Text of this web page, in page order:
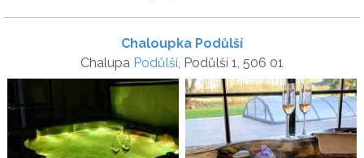
Chaloupka Podůlší
Chalupa Podůlší, Podůlší 1, 506 01